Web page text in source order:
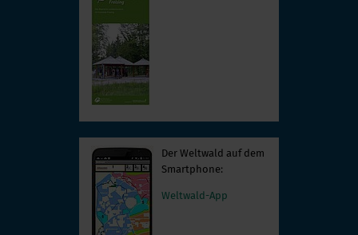
Der Weltwald auf dem
Smartphone:
Weltwald-App